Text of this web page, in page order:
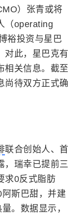
）张青或将
（operating
裕投资与星巴
对此，星巴克有
相关信息。截至
尚待双方正式确
联合创始人、首
，瑞幸已提前三
求0反式脂肪
斯巴甜，并建
。数据显示，